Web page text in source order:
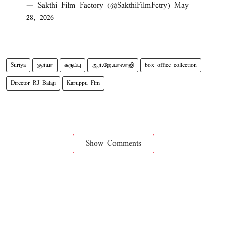
— Sakthi Film Factory (@SakthiFilmFctry) May
28, 2026
Suriya சூர்யா கருப்பு ஆர்.ஜே.பாலாஜி box office collection
Director RJ Balaji Karuppu Flm
Show Comments